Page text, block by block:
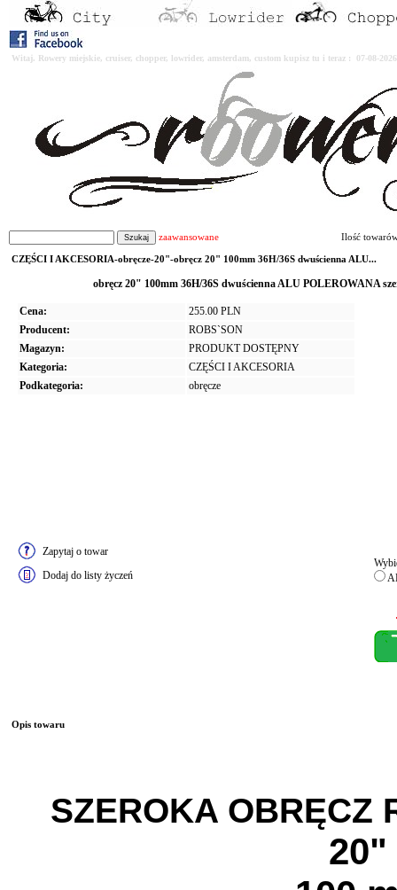
Witaj. Rowery miejskie, cruiser, chopper, lowrider, amsterdam, custom kupisz tu i teraz : 07-08-
zaawansowane Ilość
CZĘŚCI I AKCESORIA-obręcze-20"-obręcz 20" 100mm 36H/36S dwuścienna ALU...
obręcz 20" 100mm 36H/36S dwuścienna ALU POLEROWANA
Cena:
255.00 PLN
Producent:
ROBS`SON
Magazyn:
PRODUKT DOSTĘPNY
Kategoria:
CZĘŚCI I AKCESORIA
Podkategoria:
obręcze
Zapytaj o towar
Dodaj do listy życzeń
Opis towaru
SZEROKA OBRĘCZ
20"